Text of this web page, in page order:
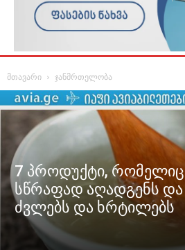
მთავარი ჯანმრთელობა
7 პროდუქტი,
სწრაფად აღადგენს
ძვლებს და ხრტილებს